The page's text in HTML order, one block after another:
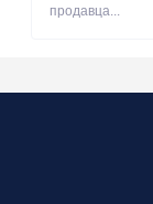
продавца...